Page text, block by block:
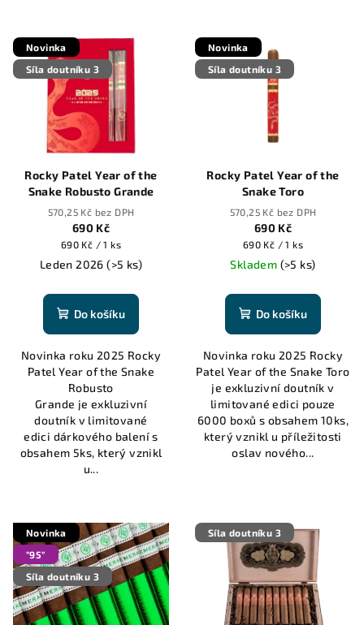
Novinka
Síla doutníku 3
Rocky Patel Year of the
Snake Robusto Grande
570,25 Kč bez DPH
690 Kč
Měrná
cena:
690 Kč / 1 ks
Leden 2026(>5 ks)
Do košíku
Novinka roku 2025 Rocky
Patel Year of the Snake
Robusto
Grande je exkluzivní
doutník v limitované
edici dárkového balení s
obsahem 5ks, který vznikl
u...
Novinka
Síla doutníku 3
Rocky Patel Year of the
Snake Toro
570,25 Kč bez DPH
690 Kč
Měrná
cena:
690 Kč / 1 ks
Skladem (>5 ks)
Do košíku
Novinka roku 2025 Rocky
Patel Year of the Snake Toro
je exkluzivní doutník v
limitované edici pouze
6000 boxů s obsahem 10ks,
který vznikl u příležitosti
oslav nového...
Novinka
"95"
Síla doutníku 3
Síla doutníku 3